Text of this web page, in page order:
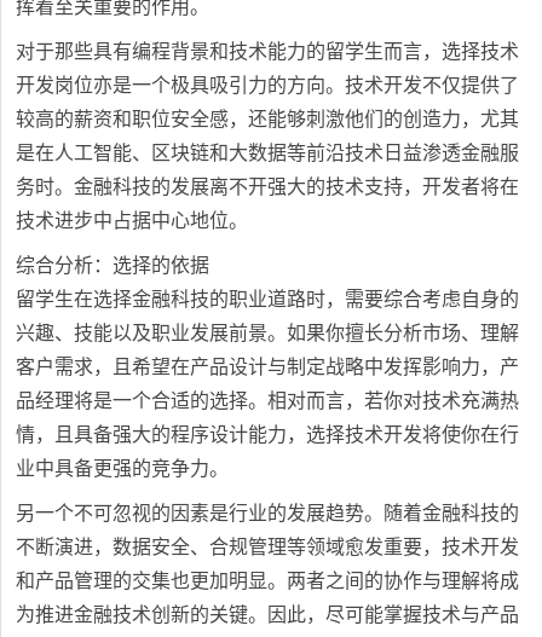
挥着至关重要的作用。
对于那些具有编程背景和技术能力的留学生而言，选择技术
开发岗位亦是一个极具吸引力的方向。技术开发不仅提供了
较高的薪资和职位安全感，还能够刺激他们的创造力，尤其
是在人工智能、区块链和大数据等前沿技术日益渗透金融服
务时。金融科技的发展离不开强大的技术支持，开发者将在
技术进步中占据中心地位。
综合分析：选择的依据
留学生在选择金融科技的职业道路时，需要综合考虑自身的
兴趣、技能以及职业发展前景。如果你擅长分析市场、理解
客户需求，且希望在产品设计与制定战略中发挥影响力，产
品经理将是一个合适的选择。相对而言，若你对技术充满热
情，且具备强大的程序设计能力，选择技术开发将使你在行
业中具备更强的竞争力。
另一个不可忽视的因素是行业的发展趋势。随着金融科技的
不断演进，数据安全、合规管理等领域愈发重要，技术开发
和产品管理的交集也更加明显。两者之间的协作与理解将成
为推进金融技术创新的关键。因此，尽可能掌握技术与产品